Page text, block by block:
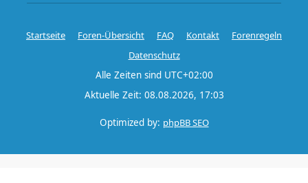
Startseite Foren-Übersicht FAQ Kontakt
Forenregeln
Datenschutz
Alle Zeiten sind UTC+02:00
Aktuelle Zeit: 08.08.2026, 17:03
Optimized by: phpBB SEO